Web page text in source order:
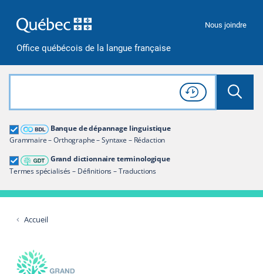
Office québécois de la langue française
Nous joindre
Rechercher dans tout le site
Lancer
Consulter l'
Historique
de recherche
Banque de dépannage linguistique
Grammaire – Orthographe – Syntaxe – Rédaction
Grand dictionnaire terminologique
Termes spécialisés – Définitions – Traductions
Grand dictionnaire terminologique
Restreindre aux termes
Accueil